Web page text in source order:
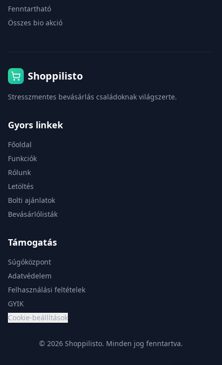
Fenntartható
Összes bio akció
Shoppilisto
Stresszmentes bevásárlás családoknak világszerte.
Gyors linkek
Főoldal
Funkciók
Rólunk
Letöltés
Bolti ajánlatok
Bevásárlólisták
Támogatás
Súgóközpont
Adatvédelem
Felhasználási feltételek
GYIK
Cookie-beállítások
© 2026 Shoppilisto. Minden jog fenntartva.